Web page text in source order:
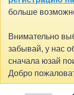
больше
Внимательно
забывай, у нас
сначала юзай
Добро